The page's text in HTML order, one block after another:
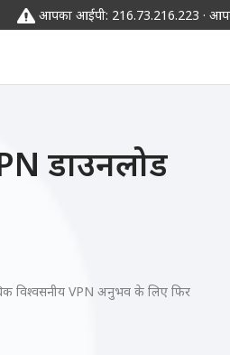
आपका आईपी: 216.73.216.223 ·
डाउनलोड
VPN अनुभव के लिए फिर